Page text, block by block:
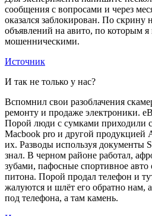
сообщения с вопросами и через
оказался заблокирован. По скрину
объявлений на авито, по которым
мошенническими.
Источник
И так не только у нас?
Вспомнил свои разоблачения
ремонту и продаже электроники.
Порой люди с сумками приходили
Macbook pro и другой продукцией
их. Разводы используя документы
знал. В черном районе работал,
зубами, пафосные спортивное авто
питона. Порой продал телефон и
жалуются и шлёт его обратно нам,
под телефона, а там камень.